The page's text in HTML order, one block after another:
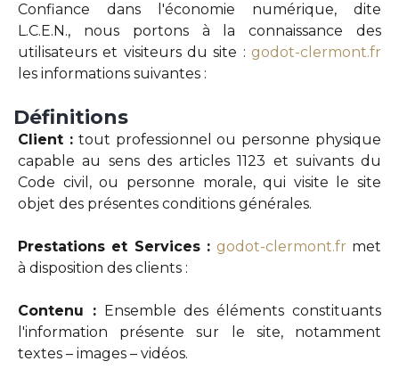
Confiance dans l'économie numérique, dite
L.C.E.N., nous portons à la connaissance des
utilisateurs et visiteurs du site : godot-clermont.fr
les informations suivantes :
Définitions
Client :tout professionnel ou personne physique
capable au sens des articles 1123 et suivants du
Code civil, ou personne morale, qui visite le site
objet des présentes conditions générales.
Prestations et Services : godot-clermont.fr met
à disposition des clients :
Contenu :Ensemble des éléments constituants
l'information présente sur le site, notamment
textes – images – vidéos.